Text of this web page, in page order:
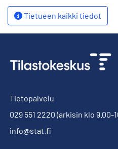
Tietueen kaikki tiedot
Tietopalvelu
029 551 2220 (arkisin klo 9.00-
info@stat.fi